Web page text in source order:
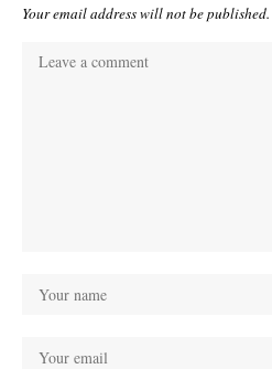
Your email address will not be published.